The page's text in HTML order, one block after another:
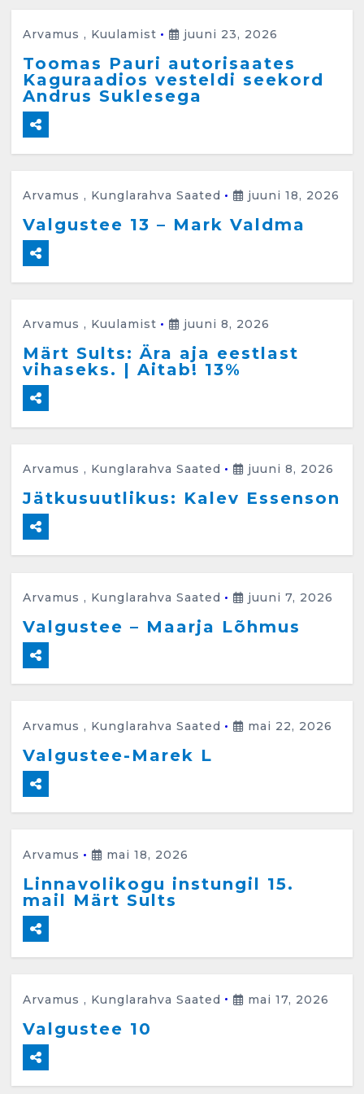
Arvamus , Kuulamist juuni 23, 2026
Toomas Pauri autorisaates
Kaguraadios vesteldi seekord
Andrus Suklesega
Arvamus , Kunglarahva Saated juuni 18, 2026
Valgustee 13 – Mark Valdma
Arvamus , Kuulamist juuni 8, 2026
Märt Sults: Ära aja eestlast
vihaseks. | Aitab! 13%
Arvamus , Kunglarahva Saated juuni 8, 2026
Jätkusuutlikus: Kalev Essenson
Arvamus , Kunglarahva Saated juuni 7, 2026
Valgustee – Maarja Lõhmus
Arvamus , Kunglarahva Saated mai 22, 2026
Valgustee-Marek L
Arvamus mai 18, 2026
Linnavolikogu instungil 15.
mail Märt Sults
Arvamus , Kunglarahva Saated mai 17, 2026
Valgustee 10
3
Eestlaste toidu -ja
Kunglarahva Turuplats
Salvkaevud
märts 24, 2025
5
Kunglarahva Turuplats